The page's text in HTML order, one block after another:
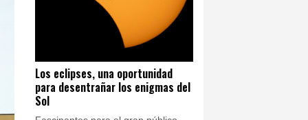
impulsado la demanda internacional
de sus productos tecnológicos.
Los eclipses, una oportunidad
para desentrañar los enigmas del
Sol